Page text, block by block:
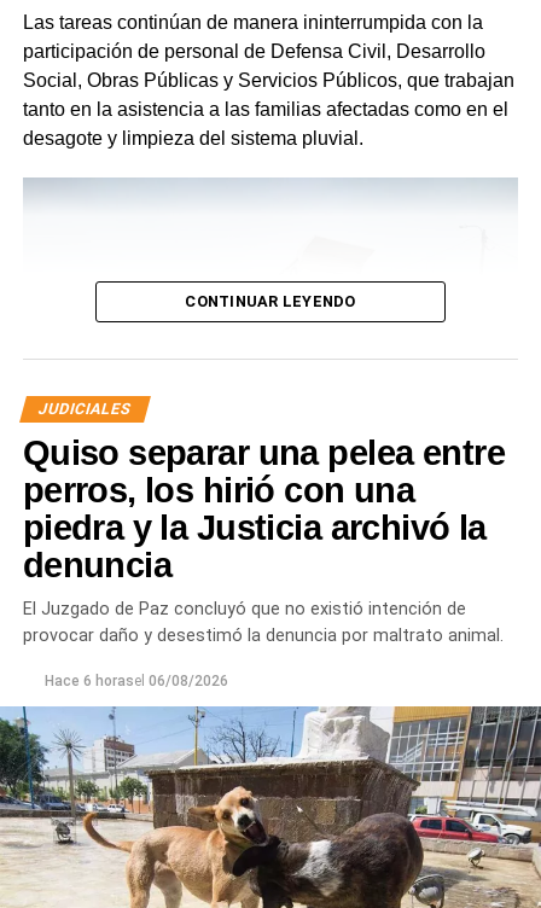
Las tareas continúan de manera ininterrumpida con la
participación de personal de Defensa Civil, Desarrollo
Social, Obras Públicas y Servicios Públicos, que trabajan
tanto en la asistencia a las familias afectadas como en el
desagote y limpieza del sistema pluvial.
Desde Defensa Civil y Desarrollo Social se brindó
Noroeste, Quinta 25, Carlos Soria y Chacramonte,
donde se entregaron nylon, frazadas, colchones, leña
y alimentos.
En paralelo, las cuadrillas municipales realizaron la
limpieza de alcantarillas y sumideros en distintos
sectores de la ciudad, entre ellos Jujuy y Güemes;
Güemes entre Dr. Maradona y República del Líbano;
Carlos Gardel y Rochdale; Rochdale y Australia;
Rochdale y Jujuy; Yrigoyen y Mendoza; Yrigoyen y
CONTINUAR LEYENDO
JUDICIALES
Quiso separar una pelea entre
perros, los hirió con una
piedra y la Justicia archivó la
denuncia
El Juzgado de Paz concluyó que no existió intención de
provocar daño y desestimó la denuncia por maltrato animal.
Hace 6 horasel 06/08/2026